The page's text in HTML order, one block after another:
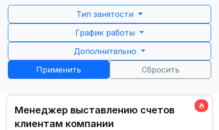
Тип занятости
График работы
Дополнительно
Применить
Сбросить
Менеджер выставлению счетов
клиентам компании